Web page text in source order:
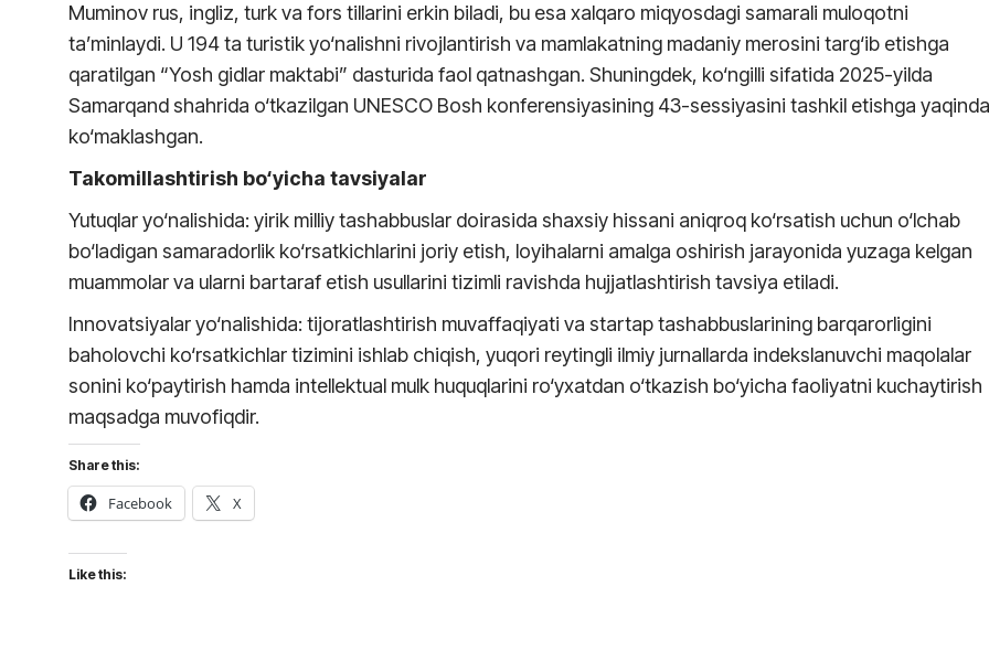
Muminov rus, ingliz, turk va fors tillarini erkin biladi, bu esa xalqaro miqyosdagi samarali muloqotni
ta’minlaydi. U 194 ta turistik yo‘nalishni rivojlantirish va mamlakatning madaniy merosini targ‘ib etishga
qaratilgan “Yosh gidlar maktabi” dasturida faol qatnashgan. Shuningdek, ko‘ngilli sifatida 2025-yilda
Samarqand shahrida o‘tkazilgan UNESCO Bosh konferensiyasining 43-sessiyasini tashkil etishga
ko‘maklashgan.
Takomillashtirish bo‘yicha tavsiyalar
Yutuqlar yo‘nalishida: yirik milliy tashabbuslar doirasida shaxsiy hissani aniqroq ko‘rsatish uchun o‘lchab
bo‘ladigan samaradorlik ko‘rsatkichlarini joriy etish, loyihalarni amalga oshirish jarayonida yuzaga kelgan
muammolar va ularni bartaraf etish usullarini tizimli ravishda hujjatlashtirish tavsiya etiladi.
Innovatsiyalar yo‘nalishida: tijoratlashtirish muvaffaqiyati va startap tashabbuslarining barqarorligini
baholovchi ko‘rsatkichlar tizimini ishlab chiqish, yuqori reytingli ilmiy jurnallarda indekslanuvchi maqolalar
sonini ko‘paytirish hamda intellektual mulk huquqlarini ro‘yxatdan o‘tkazish bo‘yicha faoliyatni kuchaytirish
maqsadga muvofiqdir.
Share this:
Facebook X
Like this: